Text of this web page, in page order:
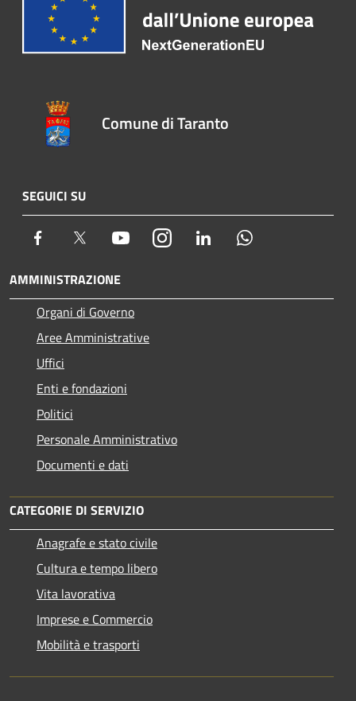
Comune di Taranto
SEGUICI SU
Facebook Twitter YoutubeInstagram LinkedIn
AMMINISTRAZIONE
Organi di Governo
Aree Amministrative
Uffici
Enti e fondazioni
Politici
Personale Amministrativo
Documenti e dati
CATEGORIE DI SERVIZIO
Anagrafe e stato civile
Cultura e tempo libero
Vita lavorativa
Imprese e Commercio
Mobilità e trasporti